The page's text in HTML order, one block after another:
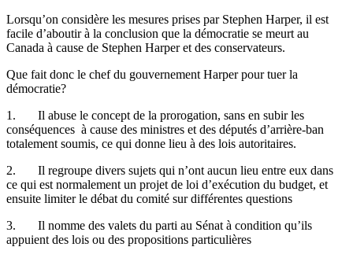
Lorsqu’on considère les mesures prises par Stephen Harper, il est
facile d’aboutir à la conclusion que la démocratie se meurt au
Canada à cause de Stephen Harper et des conservateurs.
Que fait donc le chef du gouvernement Harper pourtuerla
démocratie?
1. Il abuse le concept de la prorogation, sans en subirles
conséquences à cause des ministres et des députés d’arrière-ban
totalement soumis, ce qui donne lieu à des lois autoritaires.
2. Il regroupe divers sujets qui n’ont aucun lieu entre eux dans
ce qui est normalement un projet de loi d’exécution du budget, et
ensuite limiter le débat du comité sur différentes questions
3. Il nomme des valets du parti au Sénat à condition qu’ils
appuient des lois ou des propositions particulières